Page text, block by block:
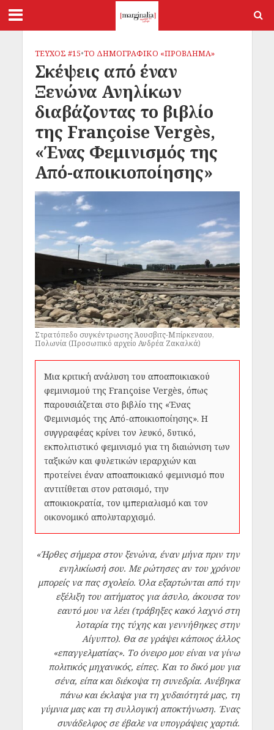
ΤΕΥΧΟΣ #15•ΤΟ ΔΗΜΟΓΡΑΦΙΚΟ «ΠΡΟΒΛΗΜΑ»
Σκέψεις από έναν
Ξενώνα Ανηλίκων
διαβάζοντας το βιβλίο
της Françoise Vergès,
«Ένας Φεμινισμός της
Από-αποικιοποίησης»
Στρατόπεδο συγκέντρωσης Άουσβιτς-Μπίρκεναου,
Πολωνία (Προσωπικό αρχείο Ανδρέα Ζακαλκά)
Μια κριτική ανάλυση του αποαποικιακού
φεμινισμού της Françoise Vergès, όπως
παρουσιάζεται στο βιβλίο της «Ένας
Φεμινισμός της Από-αποικιοποίησης». Η
συγγραφέας κρίνει τον λευκό, δυτικό,
εκπολιτιστικό φεμινισμό για τη διαιώνιση των
ταξικών και φυλετικών ιεραρχιών και
προτείνει έναν αποαποικιακό φεμινισμό που
αντιτίθεται στον ρατσισμό, την
αποικιοκρατία, τον ιμπεριαλισμό και τον
οικονομικό απολυταρχισμό.
«Ήρθες σήμερα στον ξενώνα, έναν μήνα πριν την
ενηλικίωσή σου. Με ρώτησες αν του χρόνου
μπορείς να πας σχολείο. Όλα εξαρτώνται από την
εξέλιξη του αιτήματος για άσυλο, άκουσα τον
εαυτό μου να λέει (τράβηξες κακό λαχνό στη
λοταρία της τύχης και γεννήθηκες στην
Αίγυπτο). Θα σε γράψει κάποιος άλλος
«επαγγελματίας». Το όνειρο μου είναι να γίνω
πολιτικός μηχανικός, είπες. Και το δικό μου για
σένα, είπα και διέκοψα τη συνεδρία. Ανέβηκα
πάνω και έκλαψα για τη χυδαιότητά μας, τη
γύμνια μας και τη συλλογική αποκτήνωση. Ένας
συνάδελφος σε έβαλε να υπογράψεις χαρτιά.